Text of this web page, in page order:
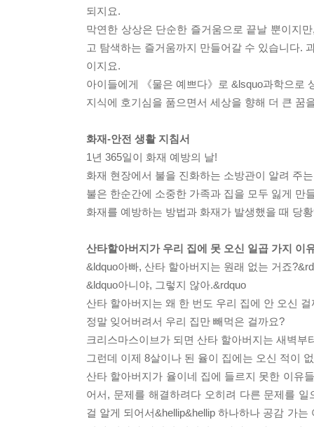
되지요.
막연한 상상은 단순한 즐거움으로 끝날 뿐이지
고 탐색하는 즐거움까지 만들어갈 수 있습니다.
이지요.
아이들에게 《물은 예쁘다》로 &lsquo과학으로
지식에 호기심을 품으면서 세상을 향해 더 큰 꿈
화재-안전 생활 지침서
1년 365일이 화재 예방의 날!
화재 현장에서 불을 진화하는 소방관이 알려 주
불은 한순간에 소중한 가족과 집을 모두 잃게 만
화재를 예방하는 방법과 화재가 발생했을 때 당
산타할아버지가 우리 집에 못 오신 일곱 가지 이
&ldquo아빠, 산타 할아버지는 원래 없는 거죠
&ldquo아니야, 그렇지 않아.&rdquo
산타 할아버지는 왜 한 번도 우리 집에 안 오신 걸
정말 잊어버려서 우리 집만 빼먹은 걸까요?
크리스마스이브가 되면 산타 할아버지는 새벽
그런데 이제 8살이나 된 율이 집에는 오신 적이
산타 할아버지가 율이네 집에 들르지 못한 이유
어서, 문제를 해결하려다 오히려 다른 문제를
걸 알게 되어서&hellip&hellip 하나하나 공감 가